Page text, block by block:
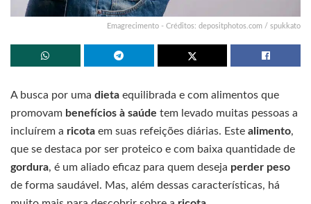
Emagrecimento - Créditos: depositphotos.com / spukkato
A busca por uma dieta equilibrada e com alimentos que
promovam benefícios à saúde tem levado muitas pessoas a
incluírem a ricota em suas refeições diárias. Este alimento,
que se destaca por ser proteico e com baixa quantidade de
gordura, é um aliado eficaz para quem deseja perder peso
de forma saudável. Mas, além dessas características, há